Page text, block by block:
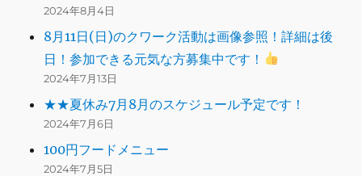
2024年8月4日
8月11日(日)のクワーク活動は画像参照！詳細は後
日！参加できる元気な方募集中です！
2024年7月13日
★★夏休み7月8月のスケジュール予定です！
2024年7月6日
100円フードメニュー
2024年7月5日